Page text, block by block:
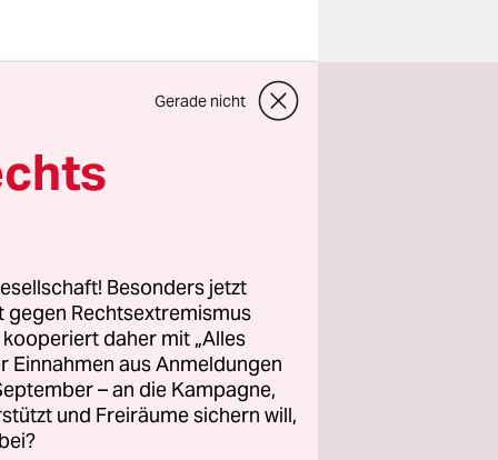
nicht
Gerade nicht
Besonders jetzt
gegen Rechtsextremismus
daher mit „Alles
Einnahmen aus Anmeldungen
– an die Kampagne,
und Freiräume sichern will,